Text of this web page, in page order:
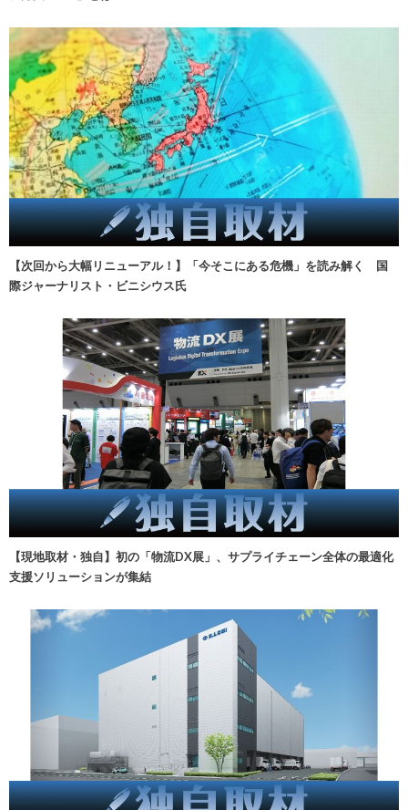
【次回から大幅リニューアル！】「今そこにある危機」を読み解く 国
際ジャーナリスト・ビニシウス氏
【現地取材・独自】初の「物流DX展」、サプライチェーン全体の最適化
支援ソリューションが集結